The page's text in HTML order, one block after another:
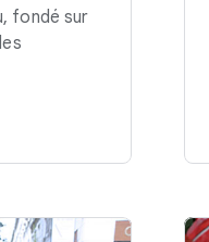
fondé sur